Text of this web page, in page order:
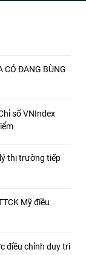
CÓ ĐANG BÙNG
số VNIndex
thị trường tiếp
Mỹ điều
điều chỉnh duy trì